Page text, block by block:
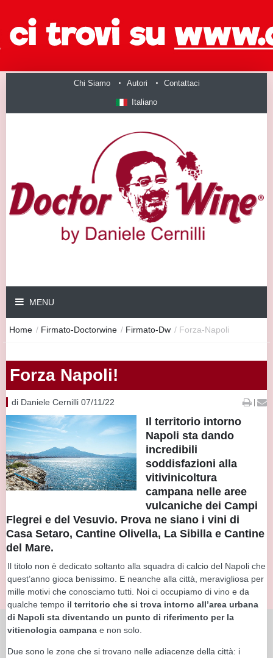
Chi Siamo Autori Contattaci
Italiano
MENU
Home / Firmato-Doctorwine / Firmato-Dw / Forza-Napoli
Forza Napoli!
di Daniele Cernilli 07/11/22 |
Il territorio intorno
Napoli sta dando
incredibili
soddisfazioni alla
vitivinicoltura
campana nelle aree
vulcaniche dei Campi
Flegrei e del Vesuvio. Prova ne siano i vini di
Casa Setaro, Cantine Olivella, La Sibilla e Cantine
del Mare.
Il titolo non è dedicato soltanto alla squadra di calcio del Napoli che
quest’anno gioca benissimo. E neanche alla città, meravigliosa per
mille motivi che conosciamo tutti. Noi ci occupiamo di vino e da
qualche tempo il territorio che si trova intorno all’area urbana
di Napoli sta diventando un punto di riferimento per la
vitienologia campana e non solo.
Due sono le zone che si trovano nelle adiacenze della città: i